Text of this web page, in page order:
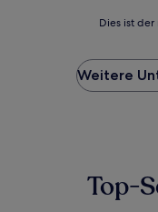
der
niedrigste
Preis
letzten
24 Stunden
Dies ist
Weitere
Top-